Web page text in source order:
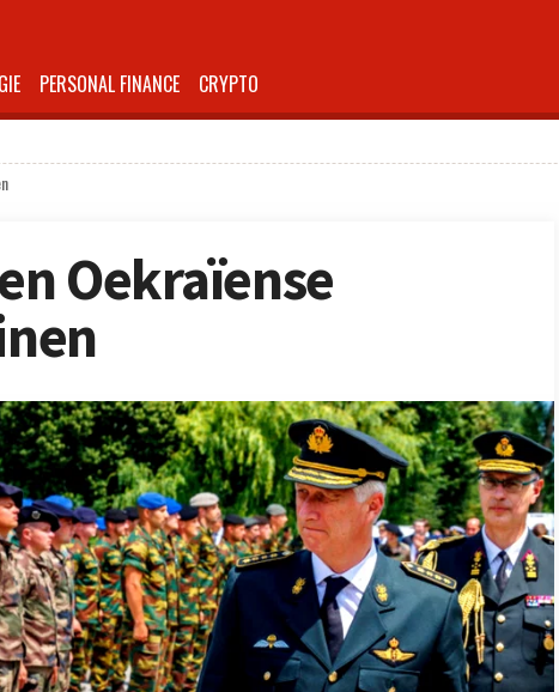
PERSONAL FINANCE CRYPTO
Oekraïense